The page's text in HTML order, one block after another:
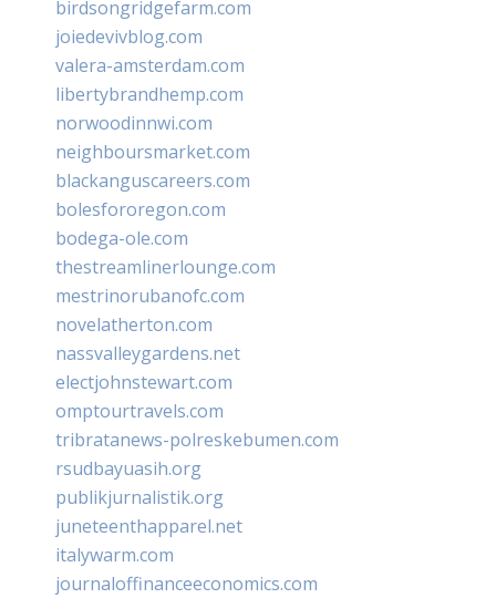
birdsongridgefarm.com
joiedevivblog.com
valera-amsterdam.com
libertybrandhemp.com
norwoodinnwi.com
neighboursmarket.com
blackanguscareers.com
bolesfororegon.com
bodega-ole.com
thestreamlinerlounge.com
mestrinorubanofc.com
novelatherton.com
nassvalleygardens.net
electjohnstewart.com
omptourtravels.com
tribratanews-polreskebumen.com
rsudbayuasih.org
publikjurnalistik.org
juneteenthapparel.net
italywarm.com
journaloffinanceeconomics.com